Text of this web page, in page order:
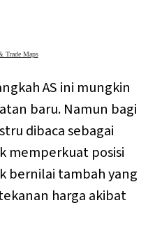
AS ini mungkin
baru. Namun bagi
dibaca sebagai
memperkuat posisi
bernilai tambah yang
harga akibat